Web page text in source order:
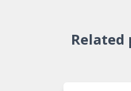
Related